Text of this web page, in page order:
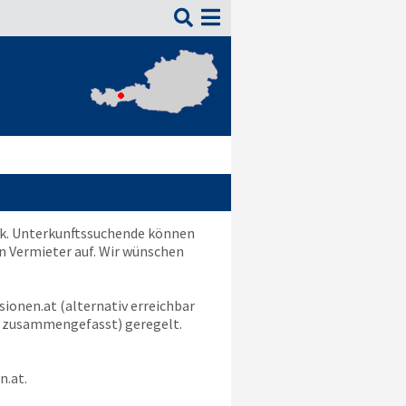

Unterkunftssuchende können
auf. Wir wünschen
(alternativ erreichbar
geregelt.
.